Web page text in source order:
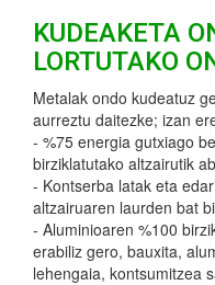
KUDEAKETA
LORTUTAKO
Metalak ondo kudeatuz
aurreztu daitezke; izan
- %75 energia gutxiago
birziklatutako altzairutik
- Kontserba latak eta
altzairuaren laurden bat
- Aluminioaren %100
erabiliz gero, bauxita,
lehengaia, kontsumitzea